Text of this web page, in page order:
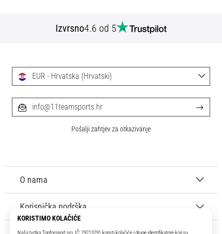
Izvrsno4.6 od 5
O nama
Korisnička podrška
EUR - Hrvatska (Hrvatski)
info@11teamsports.hr
Pošalji zahtjev za otkazivanje